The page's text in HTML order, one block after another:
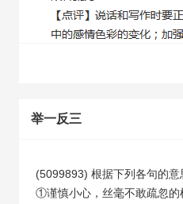
举一反三
(5099893) 根据下列各句的
①谨慎小心，丝毫不敢疏忽的